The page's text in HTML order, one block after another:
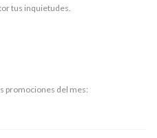
tus inquietudes.
promociones del mes: